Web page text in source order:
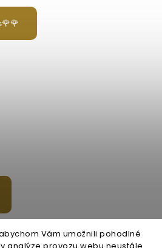
Vám umožnili pohodlné